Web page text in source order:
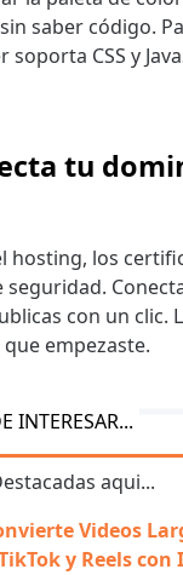
saber código.
soporta CSS y
tu
hosting, los
seguridad.
con un clic.
empezaste.
INTERESAR...
aqui...
Videos
y Reels con